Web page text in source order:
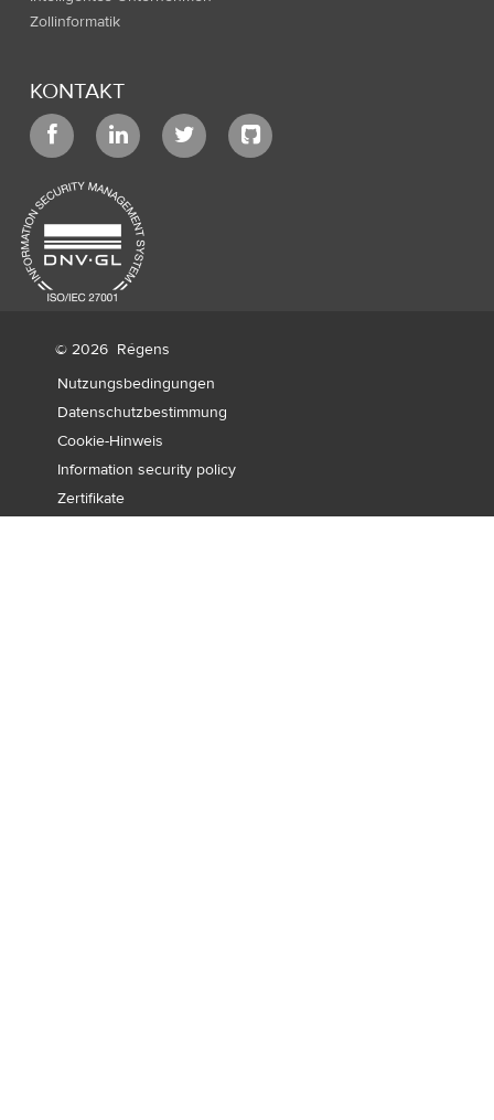
Zollinformatik
KONTAKT
© 2026 Régens
Nutzungsbedingungen
Datenschutzbestimmung
Cookie-Hinweis
Information security policy
Zertifikate